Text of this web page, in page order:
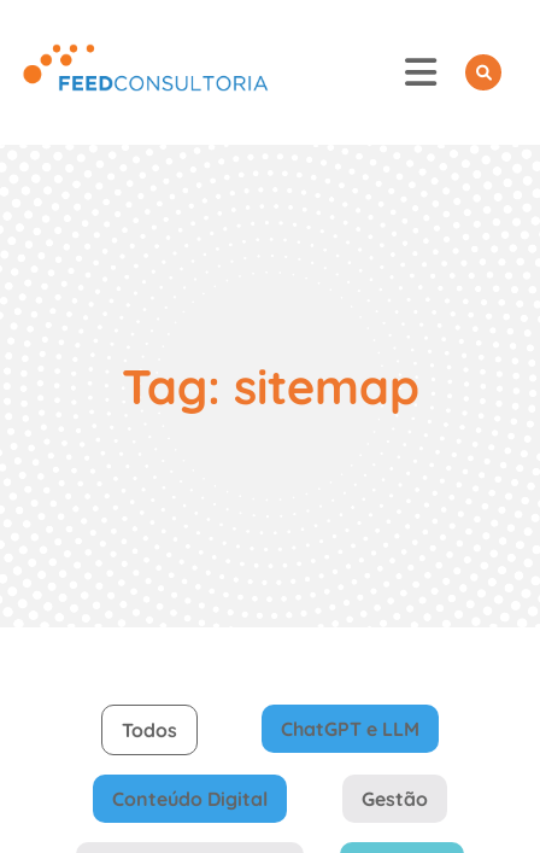
content
Tag: sitemap
Todos ChatGPT e LLM
Conteúdo Digital Gestão